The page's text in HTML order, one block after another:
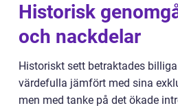
Historisk
och nackdelar
Historiskt sett betraktades
värdefulla jämfört med sina
men med tanke på det ökade